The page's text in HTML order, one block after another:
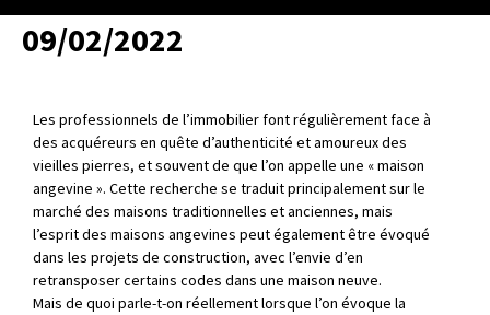
09/02/2022
Les professionnels de l’immobilier font régulièrement face à
des acquéreurs en quête d’authenticité et amoureux des
vieilles pierres, et souvent de que l’on appelle une « maison
angevine ». Cette recherche se traduit principalement sur le
marché des maisons traditionnelles et anciennes, mais
l’esprit des maisons angevines peut également être évoqué
dans les projets de construction, avec l’envie d’en
retransposer certains codes dans une maison neuve.
Mais de quoi parle-t-on réellement lorsque l’on évoque la